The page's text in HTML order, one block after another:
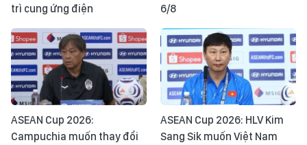
trì cung ứng điện
6/8
ASEAN Cup 2026:
Campuchia muốn thay đổi
ASEAN Cup 2026: HLV Kim
Sang Sik muốn Việt Nam